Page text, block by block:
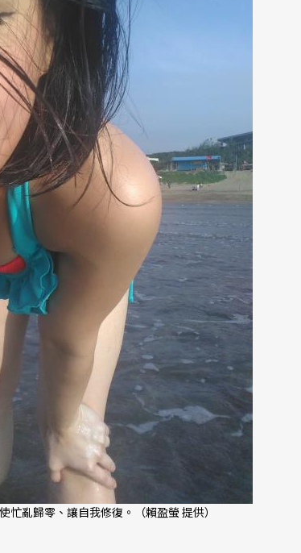
亂歸零、讓自我修復。（賴盈螢 提供）